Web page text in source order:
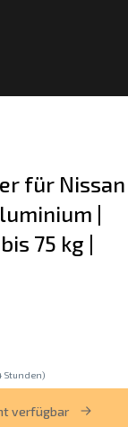
für Nissan
|
75 kg |
Stunden)
verfügbar